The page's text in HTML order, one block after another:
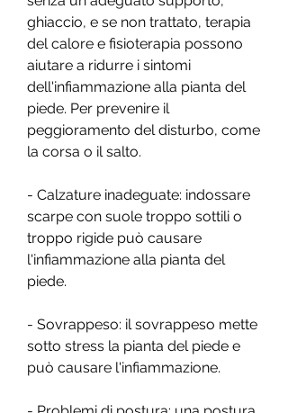
ghiaccio, e se non trattato, terapia
del calore e fisioterapia possono
aiutare a ridurre i sintomi
dell'infiammazione alla pianta del
piede. Per prevenire il
peggioramento del disturbo, come
la corsa o il salto.
- Calzature inadeguate: indossare
scarpe con suole troppo sottili o
troppo rigide può causare
l'infiammazione alla pianta del
piede.
- Sovrappeso: il sovrappeso mette
sotto stress la pianta del piede e
può causare l'infiammazione.